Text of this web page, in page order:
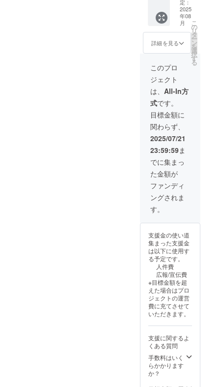
す ・1
畳ほど
の動け
るス
ペース
と壁を
■有効期
2025年
8月から
2026年
8月末ま
で ■備
考欄に
必ず記
載くだ
医療機
関を受
診され
ている
方は、
医師か
らの承
を記載
くださ
い ・医
師の承
諾が
あった
場合、
禁忌が
あれば
お教え
くださ
い ・受
傷歴、
既往歴
あれば
お伝え
くださ
い
運動の
常識が
ひっく
り返っ
た」
「健康
的な習
慣が楽
しく継
続でき
る」と
好評を
いただ
いてお
りま
す。 ■
リター
ン詳細
＊内
容：グ
ループ
レッス
ン ＊場
所：日
本各地
大1時間
予定 ＊
日時：
2025年
8月以降
応相談
＊備考
欄に団
体名、
希望の
テーマ
につい
てご記
さい ＊
詳細は
メール
でご連
絡しま
れまで
ずっと
悩み
だった
心と身
体のバ
ランス
と向き
合いま
せん
か？ ■
リター
ン詳細
＊内
容： ・
パーソ
ナルト
レーニ
ング60
分x10回
・直筆
サイン
入り新
著1冊
＊日
8月以
相談 ＊
場所：
愛知県
名古屋
市八事
エリア
＊備
考： ・
ジム使
用料込
み ・年
齢、性
験問い
ません
・持病
をお持
ちの方
とがで
きる券
です。
スク
ワッ
ト・運
動習
慣・生
活習
慣・健
康的な
マイン
ドセッ
トな
ど、ご
希望の
テーマ
に合わ
せた講
演をい
たしま
す。 こ
れまで
に、介
護業界
に向け
をおこ
なって
おり、
「足取
りが軽
くなっ
た」
「これ
までの
運動の
常識が
ひっく
た」
「健康
的な習
慣が楽
しく継
定：
2025
年08
月
詳細を見る
こ
の
リ
タ
ー
ン
を
選
択
す
る
このプロ
ジェクト
は、 All-In方
式です。
目標金額に
関わらず、
2025/07/21
23:59:59ま
でに集まっ
た金額が
ファンディ
ングされま
す。
支援金の使い道
集まった支援金
は以下に使用す
る予定です。
人件費
広報/宣伝費
※目標金額を超
えた場合はプロ
ジェクトの運営
費に充てさせて
いただきます。
支援に関するよ
くある質問
手数料はいく
らかかります
か？